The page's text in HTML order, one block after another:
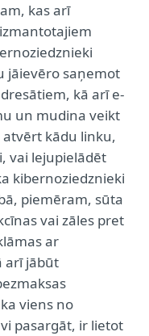
kas arī
jāievēro saņemot
kā arī e-
un mudina veikt
kādu linku,
vai lejupielādēt
kibernoziedznieki
piemēram, sūta
vai zāles pret
ar
arī jābūt
viens no
pasargāt, ir lietot